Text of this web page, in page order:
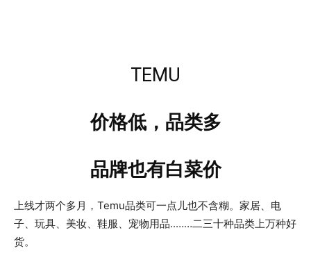
TEMU
价格低，品类多
品牌也有白菜价
上线才两个多月，Temu品类可一点儿也不含糊。家居、电
子、玩具、美妆、鞋服、宠物用品..……二三十种品类上万种好
货。